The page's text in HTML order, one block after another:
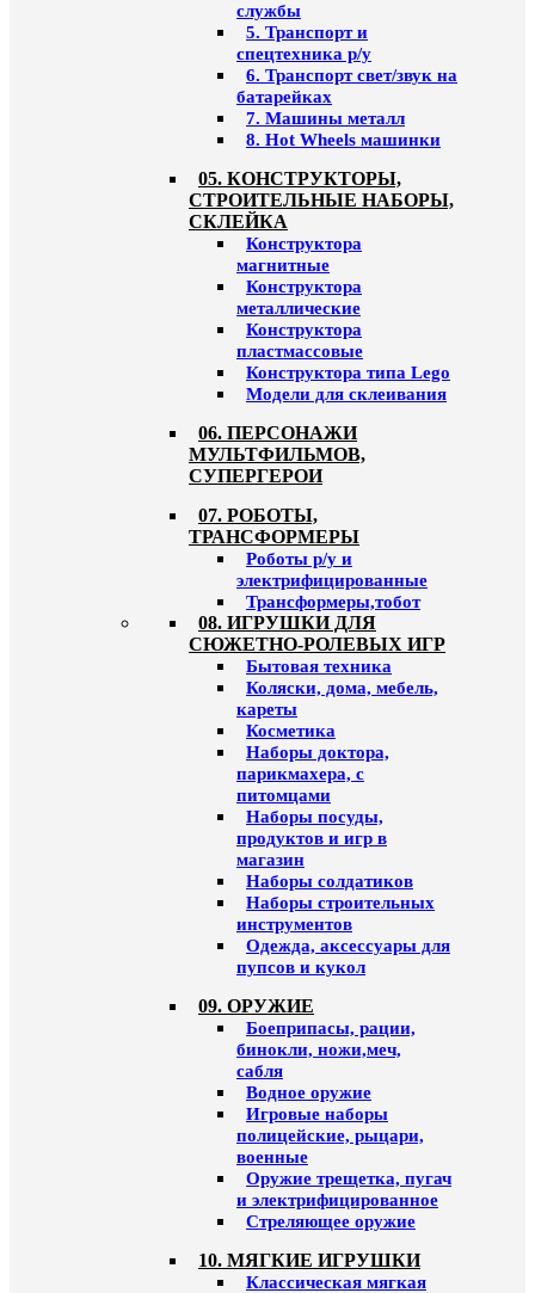
службы
5. Транспорт и
спецтехника р/у
6. Транспорт свет/звук на
батарейках
7. Машины металл
8. Hot Wheels машинки
05. КОНСТРУКТОРЫ,
СТРОИТЕЛЬНЫЕ НАБОРЫ,
СКЛЕЙКА
Конструктора
магнитные
Конструктора
металлические
Конструктора
пластмассовые
Конструктора типа Lego
Модели для склеивания
06. ПЕРСОНАЖИ
МУЛЬТФИЛЬМОВ,
СУПЕРГЕРОИ
07. РОБОТЫ,
ТРАНСФОРМЕРЫ
Роботы р/у и
электрифицированные
Трансформеры,тобот
08. ИГРУШКИ ДЛЯ
СЮЖЕТНО-РОЛЕВЫХ ИГР
Бытовая техника
Коляски, дома, мебель,
кареты
Косметика
Наборы доктора,
парикмахера, с
питомцами
Наборы посуды,
продуктов и игр в
магазин
Наборы солдатиков
Наборы строительных
инструментов
Одежда, аксессуары для
пупсов и кукол
09. ОРУЖИЕ
Боеприпасы, рации,
бинокли, ножи,меч,
сабля
Водное оружие
Игровые наборы
полицейские, рыцари,
военные
Оружие трещетка, пугач
и электрифицированное
Стреляющее оружие
10. МЯГКИЕ ИГРУШКИ
Классическая мягкая